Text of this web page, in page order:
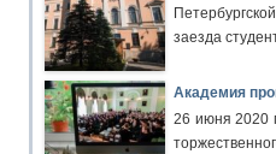
заезда
Академия
26 июня 2020